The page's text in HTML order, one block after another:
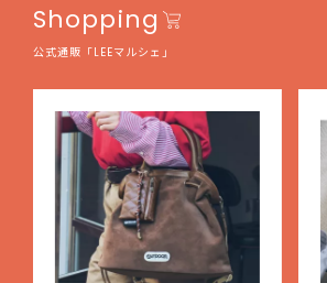
Shopping
公式通販「LEEマルシェ」